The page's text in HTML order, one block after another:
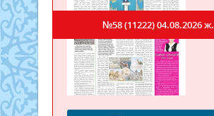
№58 (11222)04.08.2026 ж.